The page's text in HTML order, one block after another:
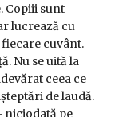
Copiii sunt
lucrează cu
cuvânt.
Nu se uită la
ceea ce
de laudă.
niciodată pe